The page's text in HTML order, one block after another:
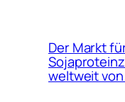
Der Markt
weltweit